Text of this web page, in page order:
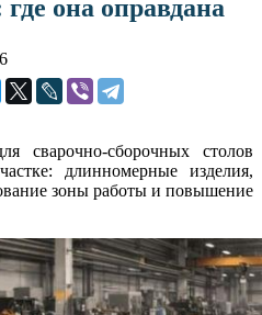
она оправдана
сварочно-сборочных столов
длинномерные изделия,
зоны работы и повышение